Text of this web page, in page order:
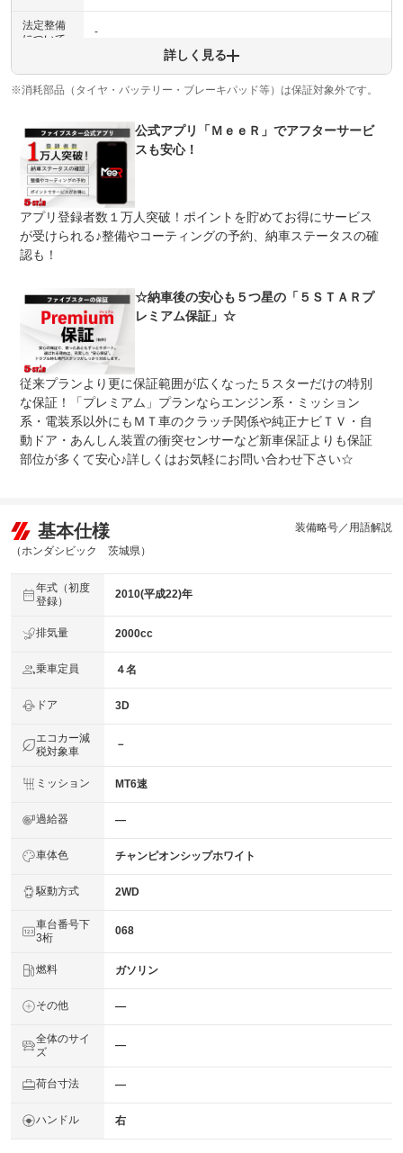
法定整備
について
-
詳しく見る
※消耗部品（タイヤ・バッテリー・ブレーキパッド等）は保証対象外です。
公式アプリ「ＭｅｅＲ」でアフターサービ
スも安心！
アプリ登録者数１万人突破！ポイントを貯めてお得にサービス
が受けられる♪整備やコーティングの予約、納車ステータスの確
認も！
☆納車後の安心も５つ星の「５ＳＴＡＲプ
レミアム保証」☆
従来プランより更に保証範囲が広くなった５スターだけの特別
な保証！「プレミアム」プランならエンジン系・ミッション
系・電装系以外にもＭＴ車のクラッチ関係や純正ナビＴＶ・自
動ドア・あんしん装置の衝突センサーなど新車保証よりも保証
部位が多くて安心♪詳しくはお気軽にお問い合わせ下さい☆
基本仕様
（ホンダシビック 茨城県）
装備略号／用語解説
年式（初度
登録）
2010(平成22)年
排気量 2000cc
乗車定員 ４名
ドア 3D
エコカー減
税対象車
－
ミッション MT6速
過給器 ―
車体色 チャンピオンシップホワイト
駆動方式 2WD
車台番号下
3桁
068
燃料 ガソリン
その他 ―
全体のサイ
ズ
―
荷台寸法 ―
ハンドル 右